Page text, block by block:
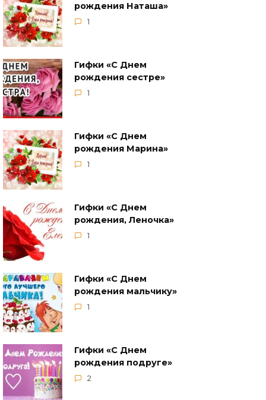
рождения Наташа»
1
Гифки «С Днем
рождения сестре»
1
Гифки «С Днем
рождения Марина»
1
Гифки «‎С Днем
рождения, Леночка»
1
Гифки «С Днем
рождения мальчику»
1
Гифки «С Днем
рождения подруге»
2